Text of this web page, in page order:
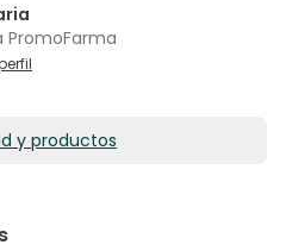
y productos